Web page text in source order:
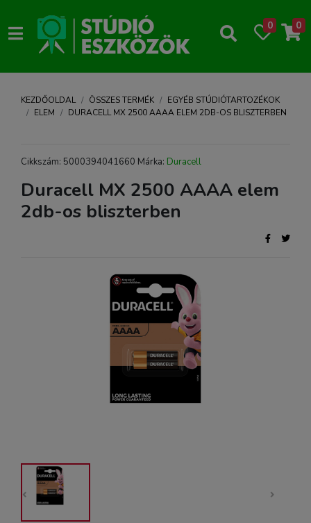
0 0
KEZDŐOLDAL ÖSSZES TERMÉK
EGYÉB STÚDIÓTARTOZÉKOK
ELEM
DURACELL MX 2500 AAAA ELEM 2DB-OS BLISZTERBEN
Cikkszám: 5000394041660 Márka: Duracell
Duracell MX 2500 AAAA elem
2db-os bliszterben